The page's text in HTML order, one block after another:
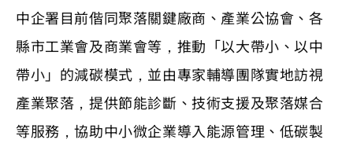
中企署目前偕同聚落關鍵廠商、產業公協會、各
縣市工業會及商業會等，推動「以大帶小、以中
帶小」的減碳模式，並由專家輔導團隊實地訪視
產業聚落，提供節能診斷、技術支援及聚落媒合
等服務，協助中小微企業導入能源管理、低碳製